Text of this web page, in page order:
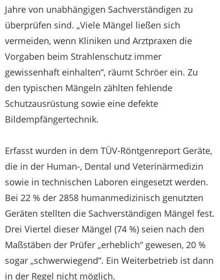
Jahre von unabhängigen Sachverständigen zu
überprüfen sind. „Viele Mängel ließen sich
vermeiden, wenn Kliniken und Arztpraxen die
Vorgaben beim Strahlenschutz immer
gewissenhaft einhalten“, räumt Schröer ein. Zu
den typischen Mängeln zählten fehlende
Schutzausrüstung sowie eine defekte
Bildempfängertechnik.
Erfasst wurden in dem TÜV-Röntgenreport Geräte,
die in der Human-, Dental und Veterinärmedizin
sowie in technischen Laboren eingesetzt werden.
Bei 22 % der 2858 humanmedizinisch genutzten
Geräten stellten die Sachverständigen Mängel fest.
Drei Viertel dieser Mängel (74 %) seien nach den
Maßstäben der Prüfer „erheblich“ gewesen, 20 %
sogar „schwerwiegend“. Ein Weiterbetrieb ist dann
in der Regel nicht möglich.